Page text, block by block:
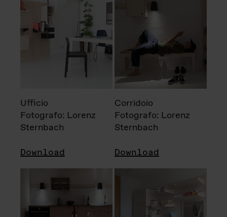
Ufficio
Fotografo: Lorenz
Sternbach
Download
Corridoio
Fotografo: Lorenz
Sternbach
Download